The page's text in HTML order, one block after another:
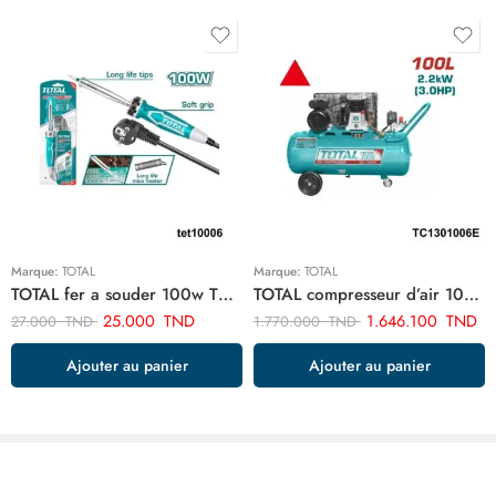
Marque: TOTAL
TOTAL fer a souder 100w TET10006
27.000TND 25.000 TND
Ajouter au panier
Marque: TOTAL
TOTAL compresseur d’air 100 litres 3cv TC1301006E
1.770.000TND 1.646.100 TND
Ajouter au panier